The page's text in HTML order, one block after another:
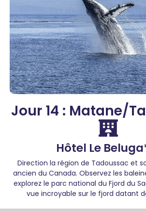
Jour 14 : Matane/
Hôtel Le
Direction la région de Tadoussac et
ancien du Canada. Observez les
explorez le parc national du Fjord du
vue incroyable sur le fjord datant